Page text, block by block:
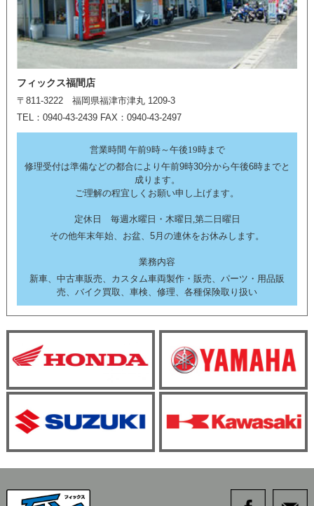
フィックス福間店
〒811-3222 福岡県福津市津丸 1209-3
TEL：0940-43-2439 FAX：0940-43-2497
営業時間 午前9時～午後19時まで
修理受付は準備などの都合により午前9時30分から午後6時までと
成ります。
ご理解の程宜しくお願い申し上げます。
定休日 毎週水曜日・木曜日,第二日曜日
その他年末年始、お盆、5月の連休をお休みします。
業務内容
新車、中古車販売、カスタム車両製作・販売、パーツ・用品販
売、バイク買取、車検、修理、各種保険取り扱い